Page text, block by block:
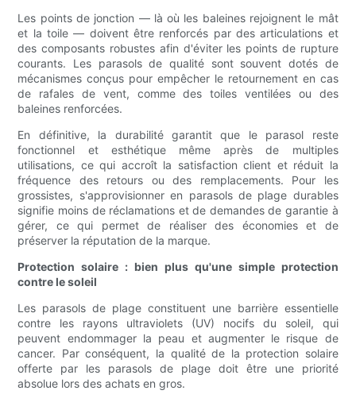
Les points de jonction — là où les baleines rejoignent le mât
et la toile — doivent être renforcés par des articulations et
des composants robustes afin d'éviter les points de rupture
courants. Les parasols de qualité sont souvent dotés de
mécanismes conçus pour empêcher le retournement en cas
de rafales de vent, comme des toiles ventilées ou des
baleines renforcées.
En définitive, la durabilité garantit que le parasol reste
fonctionnel et esthétique même après de multiples
utilisations, ce qui accroît la satisfaction client et réduit la
fréquence des retours ou des remplacements. Pour les
grossistes, s'approvisionner en parasols de plage durables
signifie moins de réclamations et de demandes de garantie à
gérer, ce qui permet de réaliser des économies et de
préserver la réputation de la marque.
Protection solaire : bien plus qu'une simple protection
contre le soleil
Les parasols de plage constituent une barrière essentielle
contre les rayons ultraviolets (UV) nocifs du soleil, qui
peuvent endommager la peau et augmenter le risque de
cancer. Par conséquent, la qualité de la protection solaire
offerte par les parasols de plage doit être une priorité
absolue lors des achats en gros.